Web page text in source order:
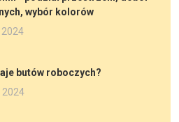
wybór kolorów
butów roboczych?
2024